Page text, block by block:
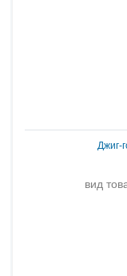
Джиг-
вид